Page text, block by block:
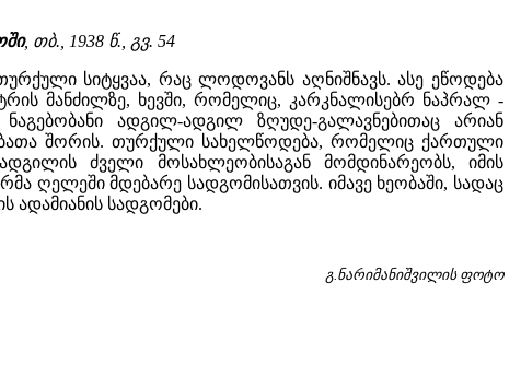
, თბ., 1938 წ., გვ. 54
სიტყვაა, რაც ლოდოვანს აღნიშნავს. ასე ეწოდება
მანძილზე, ხევში, რომელიც, კარკნალისებრ ნაპრალ -
ადგილ-ადგილ ზღუდე-გალავნებითაც არიან
შორის. თურქული სახელწოდება, რომელიც ქართული
ძველი მოსახლეობისაგან მომდინარეობს, იმის
ღელეში მდებარე სადგომისათვის. იმავე ხეობაში, სადაც
სადგომები.
გ.ნარიმანიშვილის ფოტო